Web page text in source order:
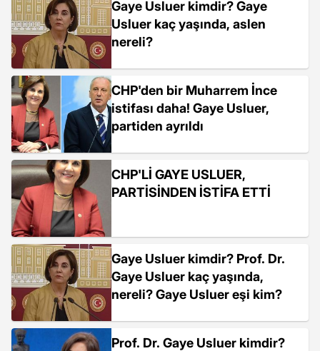
Gaye Usluer kimdir? Gaye
Usluer kaç yaşında, aslen
nereli?
CHP'den bir Muharrem İnce
istifası daha! Gaye Usluer,
partiden ayrıldı
CHP'Lİ GAYE USLUER,
PARTİSİNDEN İSTİFA ETTİ
Gaye Usluer kimdir? Prof. Dr.
Gaye Usluer kaç yaşında,
nereli? Gaye Usluer eşi kim?
Prof. Dr. Gaye Usluer kimdir?